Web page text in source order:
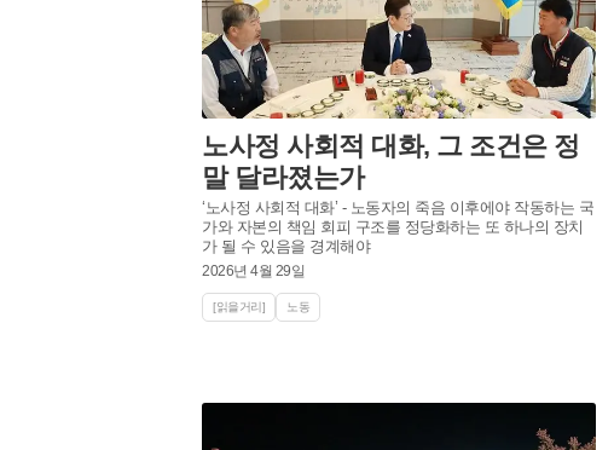
노사정 사회적 대화, 그 조건은 정
말 달라졌는가
‘노사정 사회적 대화’ - 노동자의 죽음 이후에야 작동하는 국
가와 자본의 책임 회피 구조를 정당화하는 또 하나의 장치
가 될 수 있음을 경계해야
2026년 4월 29일
[읽을거리] 노동